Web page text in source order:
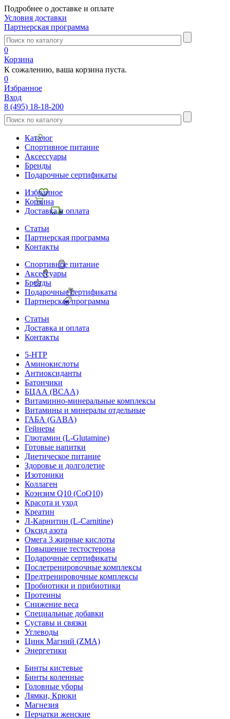
Подробнее о доставке и оплате
Условия доставки
Партнерская программа
0
Корзина
К сожалению, ваша корзина пуста.
0
Избранное
Вход
8 (495) 18-18-200
Каталог
Спортивное питание
Аксессуары
Бренды
Подарочные сертификаты
Избранное
Корзина
Доставка и оплата
Статьи
Партнерская программа
Контакты
Спортивное питание
Аксессуары
Бренды
Подарочные сертификаты
Партнерская программа
Статьи
Доставка и оплата
Контакты
5-HTP
Аминокислоты
Антиоксиданты
Батончики
БЦАА (BCAA)
Витаминно-минеральные комплексы
Витамины и минералы отдельные
ГАБА (GABA)
Гейнеры
Глютамин (L-Glutamine)
Готовые напитки
Диетическое питание
Здоровье и долголетие
Изотоники
Коллаген
Коэнзим Q10 (CoQ10)
Красота и уход
Креатин
Л-Карнитин (L-Сarnitine)
Оксид азота
Омега 3 жирные кислоты
Повышение тестостерона
Подарочные сертификаты
Послетренировочные комплексы
Предтренировочные комплексы
Пробиотики и прибиотики
Протеины
Снижение веса
Специальные добавки
Суставы и связки
Углеводы
Цинк Магний (ZMA)
Энергетики
Бинты кистевые
Бинты коленные
Головные уборы
Лямки, Крюки
Магнезия
Перчатки женские